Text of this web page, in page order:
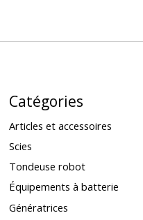
Catégories
Articles et accessoires
Scies
Tondeuse robot
Équipements à batterie
Génératrices